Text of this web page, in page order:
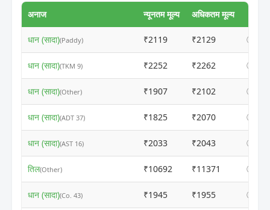
अनाज न्यूनतम मूल्य अधिकतम मूल्य
धान (सादा)(Paddy) ₹2119 ₹2129 ⓘ
धान (सादा)(TKM 9) ₹2252 ₹2262 ⓘ
धान (सादा)(Other) ₹1907 ₹2102 ⓘ
धान (सादा)(ADT 37) ₹1825 ₹2070 ⓘ
धान (सादा)(AST 16) ₹2033 ₹2043 ⓘ
तिल(Other) ₹10692 ₹11371 ⓘ
धान (सादा)(Co. 43) ₹1945 ₹1955 ⓘ